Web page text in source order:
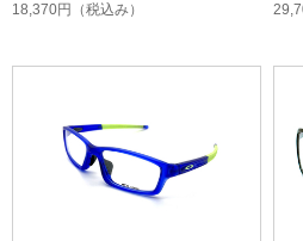
18,370円 （税込み）